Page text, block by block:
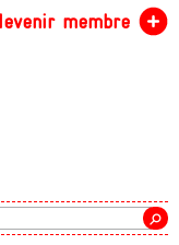
membre